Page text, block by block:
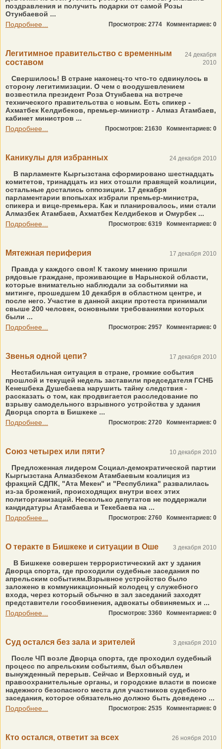
поздравления и получить подарки от самой Розы
Отунбаевой ...
Подробнее...
Просмотров: 2774 Комментариев: 0
Легитимное правительство с временным
составом
24 декабря
2010
Свершилось! В стране наконец-то что-то сдвинулось в
сторону легитимизации. О чем с воодушевлением
возвестила президент Роза Отунбаева на встрече
технического правительства с новым. Есть спикер -
Ахматбек Келдибеков, премьер-министр - Алмаз Атамбаев,
кабинет министров ...
Подробнее...
Просмотров: 21630 Комментариев: 0
Каникулы для избранных 24 декабря 2010
В парламенте Кыргызстана сформировано шестнадцать
комитетов, тринадцать из них отошли правящей коалиции,
остальные достались оппозиции. 17 декабря
парламентарии впопыхах избрали премьер-министра,
спикера и вице-премьера. Как и планировалось, ими стали
Алмазбек Атамбаев, Ахматбек Келдибеков и Омурбек ...
Подробнее...
Просмотров: 6319 Комментариев: 0
Мятежная периферия 17 декабря 2010
Правда у каждого своя! К такому мнению пришли
рядовые граждане, проживающие в Нарынской области,
которые внимательно наблюдали за событиями на
митинге, прошедшем 10 декабря в областном центре, и
после него. Участие в данной акции протеста принимали
свыше 200 человек, основными требованиями которых
были ...
Подробнее...
Просмотров: 2957 Комментариев: 0
Звенья одной цепи? 17 декабря 2010
Нестабильная ситуация в стране, громкие события
прошлой и текущей недель заставили председателя ГСНБ
Кенешбека Душебаева нарушить тайну следствия -
рассказать о том, как продвигается расследование по
взрыву самодельного взрывного устройства у здания
Дворца спорта в Бишкеке ...
Подробнее...
Просмотров: 2720 Комментариев: 0
Союз четырех или пяти? 10 декабря 2010
Предложенная лидером Социал-демократической партии
Кыргызстана Алмазбеком Атамбаевым коалиция из
фракций СДПК, "Ата Мекен" и "Республика" развалилась
из-за брожений, происходящих внутри всех этих
политорганизаций. Несколько депутатов не поддержали
кандидатуры Атамбаева и Текебаева на ...
Подробнее...
Просмотров: 2760 Комментариев: 0
О теракте в Бишкеке и ситуации в Оше 3 декабря 2010
В Бишкеке совершен террористический акт у здания
Дворца спорта, где проходили судебные заседания по
апрельским событиям.Взрывное устройство было
заложено в коммуникационный колодец у служебного
входа, через который обычно в зал заседаний заходят
представители гособвинения, адвокаты обвиняемых и ...
Подробнее...
Просмотров: 3360 Комментариев: 0
Суд остался без зала и зрителей 3 декабря 2010
После ЧП возле Дворца спорта, где проходил судебный
процесс по апрельским событиям, был объявлен
вынужденный перерыв. Сейчас и Верховный суд, и
правоохранительные органы, и городские власти в поиске
надежного безопасного места для участников судебного
заседания, которое обязательно должно быть доведено ...
Подробнее...
Просмотров: 2535 Комментариев: 0
Кто остался, ответит за всех 26 ноября 2010